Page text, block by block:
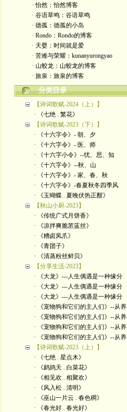
· 怡然：怡然博客
· 谷语草鸣：谷语草鸣
· 德孤：德孤的小岛
· Rondo：Rondo的博客
· 天婴：时间就是爱
· 苦难与荣耀：kunanyurongyao
· 山蛟龙：山蛟龙的博客
· 旅泉：旅泉的博客
分类目录
【诗词歌赋-2024（上）】
· 《七绝 . 繁花》
【诗词歌赋-2023（下）】
· 《十六字令》- 朝、夕
· 《十六字令》- 医、师
· 《十六字小令》--忧、思、知
· 《十六字令》--秋、山
· 《十六字令》- 家、春、秋
· 《十六字令》-春夏秋冬四季风
· 《玉蝴蝶 . 夏晚伏热正酣》
【秋山小厨-2023】
· 《传统广式月饼香》
· 《凉拌爽脆苤蓝丝》
· 《糟卤凤爪》
· 《青团子》
· 《清蒸粉丝鲜贝》
【分享生活-2023】
· 《大龙》---人生偶遇是一种缘分
· 《大龙》---人生偶遇是一种缘分
· 《大龙》---人生偶遇是一种缘分
· 《宠物狗和它们的主人们》--从养
· 《宠物狗和它们的主人们》--从养
· 《宠物狗和它们的主人们》--从养
· 《宠物狗和它们的主人们》--从养
【诗词歌赋-2023（上）】
· 《七绝 . 星点木》
· 《鹧鸪天 . 白菜花》
· 《相见欢 . 相聚欢》
· 《风入松 . 清明》
· 《巫山一片云 . 春色稠》
· 《春光好 . 春光好》